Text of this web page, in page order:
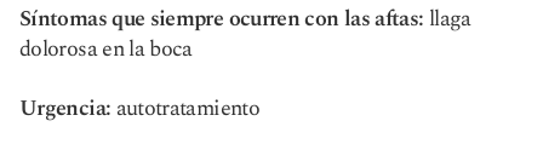
Síntomas que siempre ocurren con las aftas: llaga
dolorosa en la boca
Urgencia: autotratamiento